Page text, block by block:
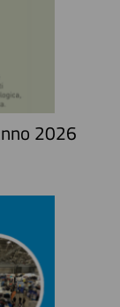
2026